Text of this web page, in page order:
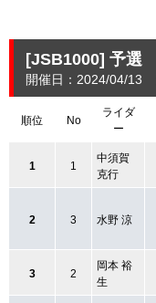
[JSB1000] 予選
開催日：2024/04/13
順位 No
ライダ
ー
1 1
中須賀
克行
2 3 水野 涼
3 2
岡本 裕
生